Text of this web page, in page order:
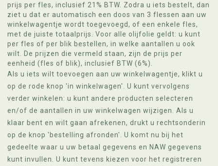
prijs per fles, inclusief 21% BTW. Zodra u iets bestelt, dan
ziet u dat er automatisch een doos van 3 flessen aan uw
winkelwagentje wordt toegevoegd, of een enkele fles,
met de juiste totaalprijs. Voor alle olijfolie geldt: u kunt
per fles of per blik bestellen, in welke aantallen u ook
wilt. De prijzen die vermeld staan, zijn de prijs per
eenheid (fles of blik), inclusief BTW (6%).
Als u iets wilt toevoegen aan uw winkelwagentje, klikt u
op de rode knop 'in winkelwagen'. U kunt vervolgens
verder winkelen: u kunt andere producten selecteren
en/of de aantallen in uw winkelwagen wijzigen. Als u
klaar bent en wilt gaan afrekenen, drukt u rechtsonderin
op de knop 'bestelling afronden'. U komt nu bij het
gedeelte waar u uw betaal gegevens en NAW gegevens
kunt invullen. U kunt tevens kiezen voor het registreren